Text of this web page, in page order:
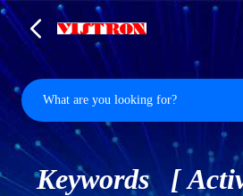
Keywords [